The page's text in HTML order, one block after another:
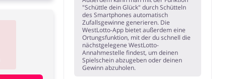
"Schüttle dein Glück" durch Schütteln
des Smartphones automatisch
Zufallsgewinne generieren. Die
WestLotto-App bietet außerdem eine
Ortungsfunktion, mit der du schnell die
nächstgelegene WestLotto-
Annahmestelle findest, um deinen
Spielschein abzugeben oder deinen
Gewinn abzuholen.